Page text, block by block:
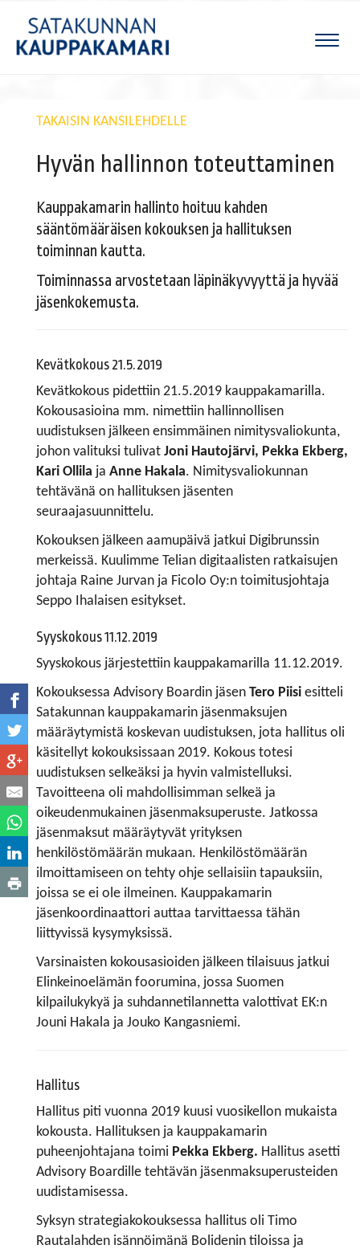
TAKAISIN KANSILEHDELLE
Hyvän hallinnon toteuttaminen
Kauppakamarin hallinto hoituu kahden
sääntömääräisen kokouksen ja hallituksen
toiminnan kautta.
Toiminnassa arvostetaan läpinäkyvyyttä ja hyvää
jäsenkokemusta.
Kevätkokous 21.5.2019
Kevätkokous pidettiin 21.5.2019 kauppakamarilla.
Kokousasioina mm. nimettiin hallinnollisen
uudistuksen jälkeen ensimmäinen nimitysvaliokunta,
johon valituksi tulivat Joni Hautojärvi, Pekka Ekberg,
Kari Ollila ja Anne Hakala. Nimitysvaliokunnan
tehtävänä on hallituksen jäsenten
seuraajasuunnittelu.
Kokouksen jälkeen aamupäivä jatkui Digibrunssin
merkeissä. Kuulimme Telian digitaalisten ratkaisujen
johtaja Raine Jurvan ja Ficolo Oy:n toimitusjohtaja
Seppo Ihalaisen esitykset.
Syyskokous 11.12.2019
Syyskokous järjestettiin kauppakamarilla 11.12.2019.
Kokouksessa Advisory Boardin jäsen Tero Piisi esitteli
Satakunnan kauppakamarin jäsenmaksujen
määräytymistä koskevan uudistuksen, jota hallitus oli
käsitellyt kokouksissaan 2019. Kokous totesi
uudistuksen selkeäksi ja hyvin valmistelluksi.
Tavoitteena oli mahdollisimman selkeä ja
oikeudenmukainen jäsenmaksuperuste. Jatkossa
jäsenmaksut määräytyvät yrityksen
henkilöstömäärän mukaan. Henkilöstömäärän
ilmoittamiseen on tehty ohje sellaisiin tapauksiin,
joissa se ei ole ilmeinen. Kauppakamarin
jäsenkoordinaattori auttaa tarvittaessa tähän
liittyvissä kysymyksissä.
Varsinaisten kokousasioiden jälkeen tilaisuus jatkui
Elinkeinoelämän foorumina, jossa Suomen
kilpailukykyä ja suhdannetilannetta valottivat EK:n
Jouni Hakala ja Jouko Kangasniemi.
Hallitus
Hallitus piti vuonna 2019 kuusi vuosikellon mukaista
kokousta. Hallituksen ja kauppakamarin
puheenjohtajana toimi Pekka Ekberg. Hallitus asetti
Advisory Boardille tehtävän jäsenmaksuperusteiden
uudistamisessa.
Syksyn strategiakokouksessa hallitus oli Timo
Rautalahden isännöimänä Bolidenin tiloissa ja